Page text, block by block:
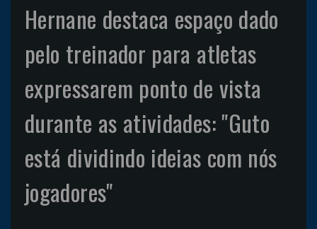
Hernane destaca espaço dado
pelo treinador para atletas
expressarem ponto de vista
durante as atividades: "Guto
está dividindo ideias com nós
jogadores"